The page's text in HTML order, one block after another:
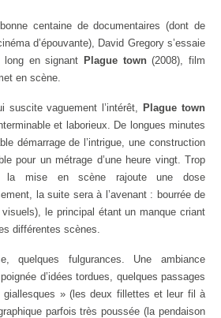
centaine de documentaires (dont de
d’épouvante), David Gregory s’essaie
en signant Plague town(2008), film
en scène.
suscite vaguement l’intérêt, Plague town
et laborieux. De longues minutes
démarrage de l’intrigue, une construction
pour un métrage d’une heure vingt. Trop
la mise en scène rajoute une dose
la suite sera à l’avenant : bourrée de
le principal étant un manque criant
différentes scènes.
quelques fulgurances. Une ambiance
d’idées tordues, quelques passages
» (les deux fillettes et leur fil à
parfois très poussée (la pendaison